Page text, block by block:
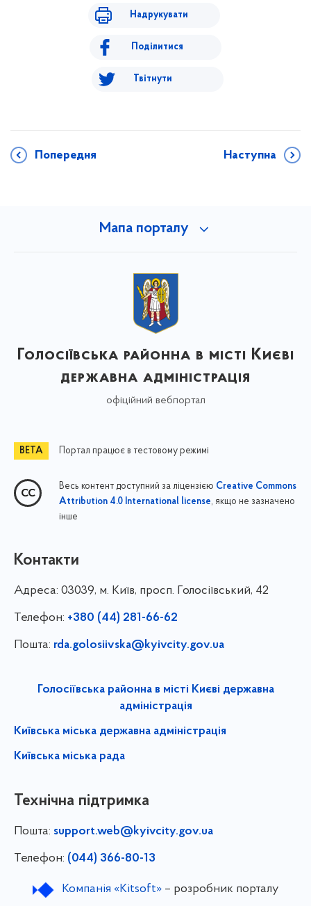
Надрукувати
Поділитися
Твітнути
Попередня Наступна
Мапа порталу
Голосіївська районна в місті Києві
державна адміністрація
офіційний вебпортал
Портал працює в тестовому режимі
Весь контент доступний за ліцензією Creative Commons
Attribution 4.0 International license, якщо не зазначено
інше
Контакти
Адреса: 03039, м. Київ, просп. Голосіївський, 42
Телефон: +380 (44) 281-66-62
Пошта: rda.golosiivska@kyivcity.gov.ua
Голосіївська районна в місті Києві державна
адміністрація
Київська міська державна адміністрація
Київська міська рада
Технічна підтримка
Пошта: support.web@kyivcity.gov.ua
Телефон: (044) 366-80-13
Компанія «Kitsoft»– розробник порталу